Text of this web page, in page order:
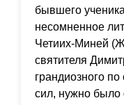
бывшего
несомненное
Четиих-Миней
святителя
грандиозного
сил, нужно было